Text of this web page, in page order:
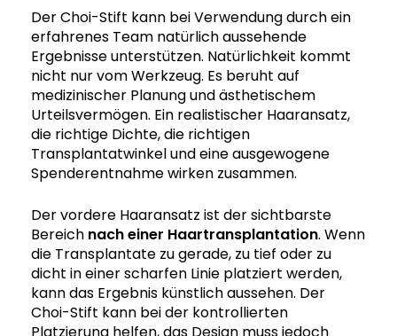
Der Choi-Stift kann bei Verwendung durch ein
erfahrenes Team natürlich aussehende
Ergebnisse unterstützen. Natürlichkeit kommt
nicht nur vom Werkzeug. Es beruht auf
medizinischer Planung und ästhetischem
Urteilsvermögen. Ein realistischer Haaransatz,
die richtige Dichte, die richtigen
Transplantatwinkel und eine ausgewogene
Spenderentnahme wirken zusammen.
Der vordere Haaransatz ist der sichtbarste
Bereich nach einer Haartransplantation. Wenn
die Transplantate zu gerade, zu tief oder zu
dicht in einer scharfen Linie platziert werden,
kann das Ergebnis künstlich aussehen. Der
Choi-Stift kann bei der kontrollierten